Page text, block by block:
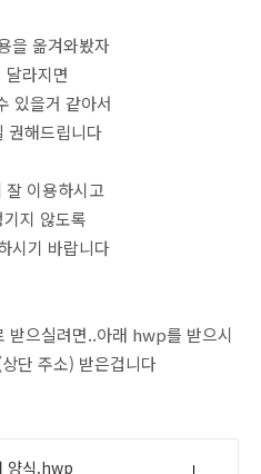
을 옮겨와봤자
달라지면
있을거 같아서
권해드립니다
잘 이용하시고
지 않도록
시기 바랍니다
받으실려면..아래 hwp를 받으시
단 주소) 받은겁니다
양식.hwp